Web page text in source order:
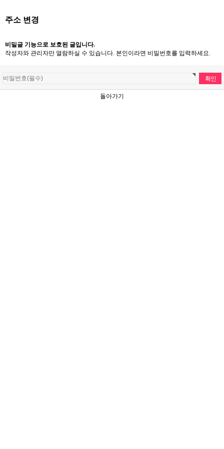
주소 변경
비밀글 기능으로 보호된 글입니다.
작성자와 관리자만 열람하실 수 있습니다. 본인이라면 비밀번호를 입력하세요.
돌아가기